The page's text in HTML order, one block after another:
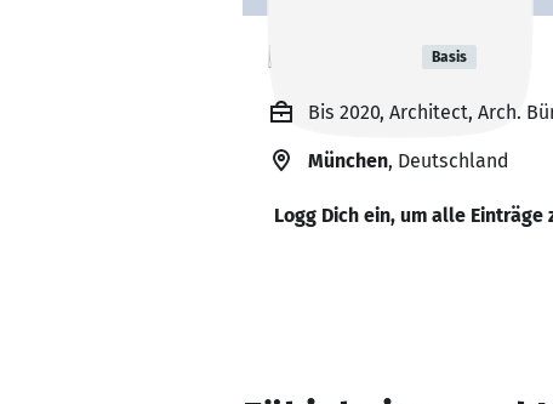
Roua Issa Basis
Bis 2020, Architect, Arch.
München, Deutschland
Logg Dich ein, um alle Einträge